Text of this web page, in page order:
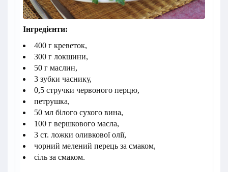
Інгредієнти:
400 г креветок,
300 г локшини,
50 г маслин,
3 зубки часнику,
0,5 стручки червоного перцю,
петрушка,
50 мл білого сухого вина,
100 г вершкового масла,
3 ст. ложки оливкової олії,
чорний мелений перець за смаком,
сіль за смаком.